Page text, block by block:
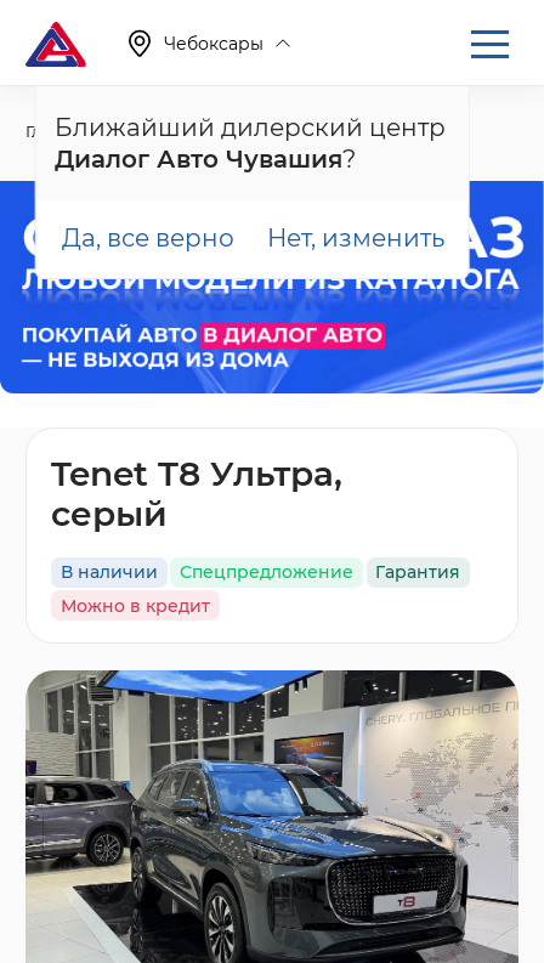
Чебоксары
Ближайший дилерский центр
Диалог Авто Чувашия?
Да, все верно Нет, изменить
Главная Каталог Новые автомобили T8
Tenet T8 Ультра,
серый
В наличии Спецпредложение
Гарантия
Можно в кредит